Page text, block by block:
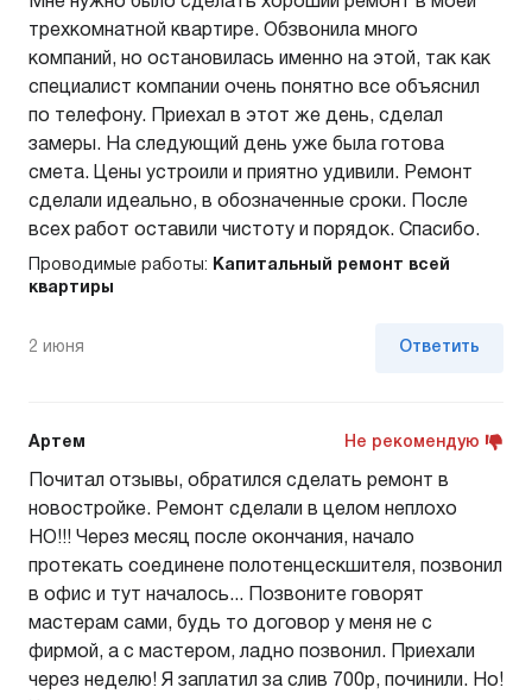
трехкомнатной квартире. Обзвонила много
компаний, но остановилась именно на этой, так как
специалист компании очень понятно все объяснил
по телефону. Приехал в этот же день, сделал
замеры. На следующий день уже была готова
смета. Цены устроили и приятно удивили. Ремонт
сделали идеально, в обозначенные сроки. После
всех работ оставили чистоту и порядок. Спасибо.
Проводимые работы:
Капитальный ремонт всей
квартиры
2 июня Ответить
Артем Не рекомендую
Почитал отзывы, обратился сделать ремонт в
новостройке. Ремонт сделали в целом неплохо
НО!!! Через месяц после окончания, начало
протекать соединене полотенцескшителя, позвонил
в офис и тут началось... Позвоните говорят
мастерам сами, будь то договор у меня не с
фирмой, а с мастером, ладно позвонил. Приехали
через неделю! Я заплатил за слив 700р, починили. Но!